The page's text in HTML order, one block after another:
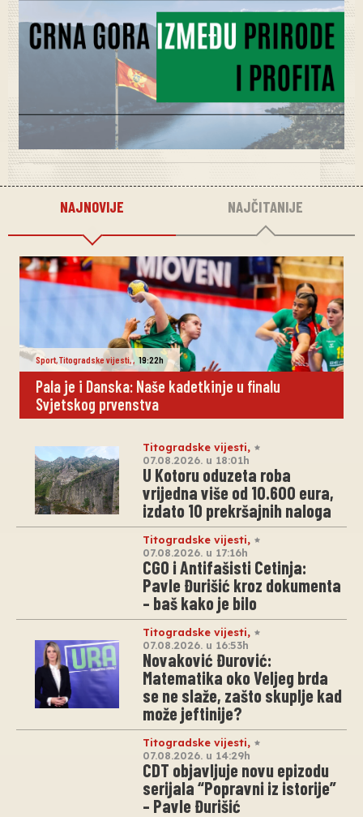
NAJNOVIJE NAJČITANIJE
Sport Titogradske vijesti,, 19:22h
Pala je i Danska: Naše kadetkinje u finalu
Svjetskog prvenstva
Titogradske vijesti,
07.08.2026. u 18:01h
U Kotoru oduzeta roba
vrijedna više od 10.600 eura,
izdato 10 prekršajnih naloga
Titogradske vijesti,
07.08.2026. u 17:16h
CGO i Antifašisti Cetinja:
Pavle Đurišić kroz dokumenta
– baš kako je bilo
Titogradske vijesti,
07.08.2026. u 16:53h
Novaković Đurović:
Matematika oko Veljeg brda
se ne slaže, zašto skuplje kad
može jeftinije?
Titogradske vijesti,
07.08.2026. u 14:29h
CDT objavljuje novu epizodu
serijala “Popravni iz istorije”
– Pavle Đurišić